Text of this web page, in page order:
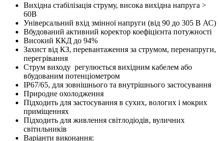
Вихідна стабілізація струму, висока вихідна напруга >
60В
Універсальний вхід змінної напруги (від 90 до 305 В АС)
Вбудований активний коректор коефіцієнта потужності
Високий ККД до 94%
Захист від КЗ, перевантаження за струмом, перенапруги,
перегрівання
Струм виходу регулюється вихідним кабелем або
вбудованим потенціометром
IP67/65, для зовнішнього та внутрішнього застосування
Природне охолодження
Підходить для застосування в сухих, вологих і мокрих
приміщеннях
Підходить для живлення світлодіодів, вуличних
світильників
Варіанти виконання: